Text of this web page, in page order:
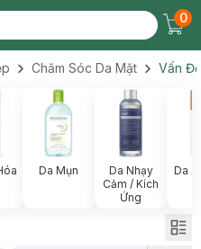
0
Chăm Sóc Da Mặt Vấn
Da Mụn
Da Nhạy
Cảm / Kích
Ứng
Da